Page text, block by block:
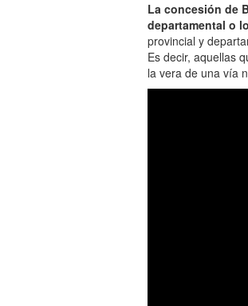
La concesión de
departamental o
provincial y
Es decir, aquellas
la vera de una vía